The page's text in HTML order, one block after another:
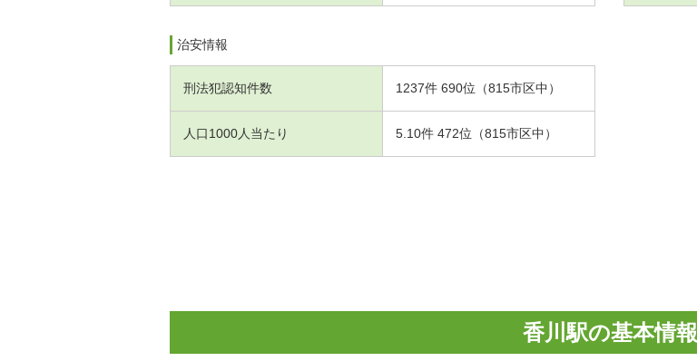
治安情報
刑法犯認知件数 1237件 690位（815市区中）
人口1000人当たり 5.10件 472位（815市区中）
香川駅の基本情報